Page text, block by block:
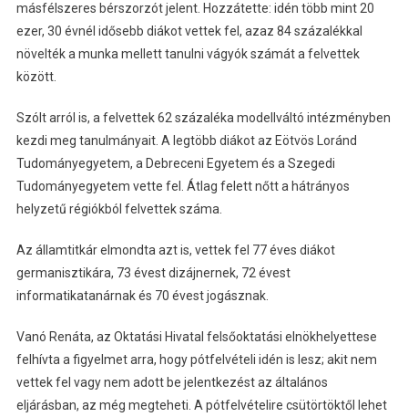
másfélszeres bérszorzót jelent. Hozzátette: idén több mint 20
ezer, 30 évnél idősebb diákot vettek fel, azaz 84 százalékkal
növelték a munka mellett tanulni vágyók számát a felvettek
között.
Szólt arról is, a felvettek 62 százaléka modellváltó intézményben
kezdi meg tanulmányait. A legtöbb diákot az Eötvös Loránd
Tudományegyetem, a Debreceni Egyetem és a Szegedi
Tudományegyetem vette fel. Átlag felett nőtt a hátrányos
helyzetű régiókból felvettek száma.
Az államtitkár elmondta azt is, vettek fel 77 éves diákot
germanisztikára, 73 évest dizájnernek, 72 évest
informatikatanárnak és 70 évest jogásznak.
Vanó Renáta, az Oktatási Hivatal felsőoktatási elnökhelyettese
felhívta a figyelmet arra, hogy pótfelvételi idén is lesz; akit nem
vettek fel vagy nem adott be jelentkezést az általános
eljárásban, az még megteheti. A pótfelvételire csütörtöktől lehet